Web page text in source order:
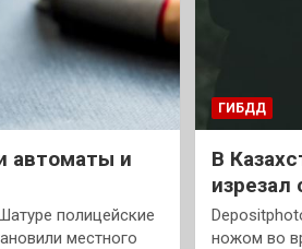
автоматы и
полицейские
местного
ГИБДД
В
ножом во